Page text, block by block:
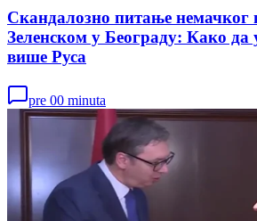
Скандалозно питање немачког
Зеленском у Београду: Како да
више Руса
pre 00 minuta